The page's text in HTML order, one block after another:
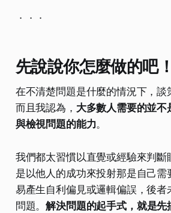
．．．
先說說你怎麼做的吧！
在不清楚問題是什麼的情況下，談
而且我認為， 大多數人需要的並
與檢視問題的能力。
我們都太習慣以直覺或經驗來判
是以他人的成功來投射那是自己
易產生自利偏見或邏輯偏誤，後者
問題。解決問題的起手式，就是